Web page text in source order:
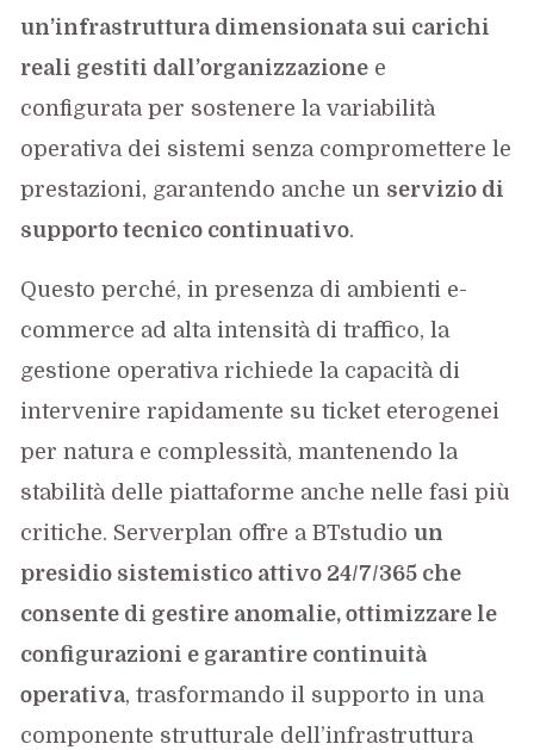
un’infrastruttura dimensionata sui carichi
reali gestiti dall’organizzazione e
configurata per sostenere la variabilità
operativa dei sistemi senza compromettere le
prestazioni, garantendo anche un servizio di
supporto tecnico continuativo.
Questo perché, in presenza di ambienti e-
commerce ad alta intensità di traffico, la
gestione operativa richiede la capacità di
intervenire rapidamente su ticket eterogenei
per natura e complessità, mantenendo la
stabilità delle piattaforme anche nelle fasi più
critiche. Serverplan offre a BTstudioun
presidio sistemistico attivo 24/7/365 che
consente di gestire anomalie, ottimizzare le
configurazioni e garantire continuità
operativa, trasformando il supporto in una
componente strutturale dell’infrastruttura